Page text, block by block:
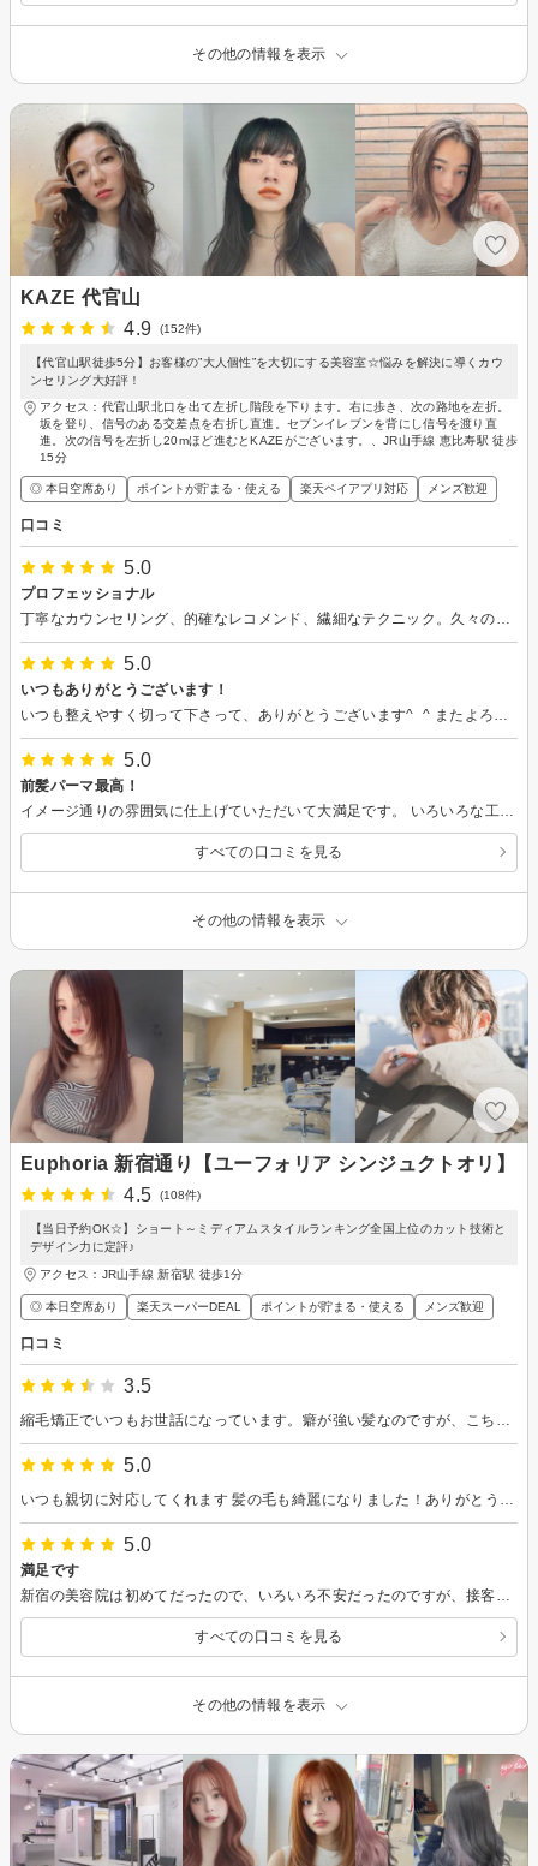
その他の情報を表示
KAZE 代官山
4.9
(152件)
【代官山駅徒歩5分】お客様の”大人個性”を大切にする美容室☆悩みを解決に導くカウ
ンセリング大好評！
アクセス：代官山駅北口を出て左折し階段を下ります。右に歩き、次の路地を左折。
坂を登り、信号のある交差点を右折し直進。セブンイレブンを背にし信号を渡り直
進。次の信号を左折し20mほど進むとKAZEがございます。、JR山手線 恵比寿駅 徒歩
15分
◎ 本日空席あり ポイントが貯まる・使える 楽天ペイアプリ対応 メンズ歓迎
口コミ
5.0
プロフェッショナル
5.0
いつもありがとうございます！
5.0
前髪パーマ最高！
すべての口コミを見る
その他の情報を表示
Euphoria 新宿通り【ユーフォリア シンジュクトオリ】
4.5
(108件)
【当日予約OK☆】ショート～ミディアムスタイルランキング全国上位のカット技術と
デザイン力に定評♪
アクセス：JR山手線 新宿駅 徒歩1分
◎ 本日空席あり 楽天スーパーDEAL ポイントが貯まる・使える メンズ歓迎
口コミ
3.5
5.0
5.0
満足です
すべての口コミを見る
その他の情報を表示